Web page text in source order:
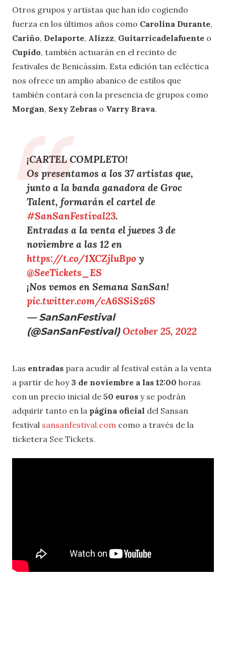
Otros grupos y artistas que han ido cogiendo
fuerza en los últimos años como Carolina Durante,
Cariño, Delaporte, Alizzz, Guitarricadelafuente o
Cupido, también actuarán en el recinto de
festivales de Benicàssim. Esta edición tan ecléctica
nos ofrece un amplio abanico de estilos que
también contará con la presencia de grupos como
Morgan, Sexy Zebras o Varry Brava.
¡CARTEL COMPLETO!
Os presentamos a los 37 artistas que,
junto a la banda ganadora de Groc
Talent, formarán el cartel de
#SanSanFestival23.
Entradas a la venta el jueves 3 de
noviembre a las 12 en
https://t.co/1XCZjluBpoy
@SeeTickets_ES
¡Nos vemos en Semana SanSan!
pic.twitter.com/cA6SSiSz6S
— SanSanFestival
(@SanSanFestival)October 25, 2022
Las entradas para acudir al festival están a la venta
a partir de hoy 3 de noviembre a las 12:00 horas
con un precio inicial de 50 euros y se podrán
adquirir tanto en la página oficial del Sansan
festival sansanfestival.com como a través de la
ticketera See Tickets.